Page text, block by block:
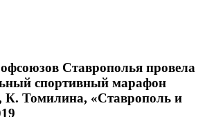
Ставрополья провела
спортивный марафон
Томилина, «Ставрополь и